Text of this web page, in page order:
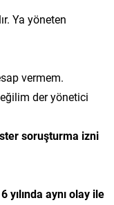
Ya yöneten
vermem.
der yönetici
soruşturma izni
aynı olay ile